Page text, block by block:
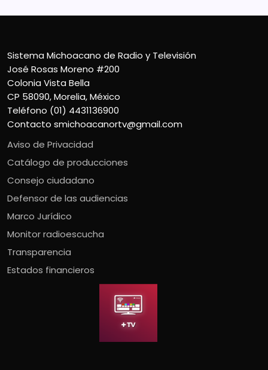
Sistema Michoacano de Radio y Televisión
José Rosas Moreno #200
Colonia Vista Bella
CP 58090, Morelia, México
Teléfono (01) 4431136900
Contacto smichoacanortv@gmail.com
Aviso de Privacidad
Catálogo de producciones
Consejo ciudadano
Defensor de las audiencias
Marco Jurídico
Monitor radioescucha
Transparencia
Estados financieros